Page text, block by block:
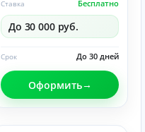
Бесплатно
Ставка
До 30 000 руб.
До 30 дней
Срок
Оформить